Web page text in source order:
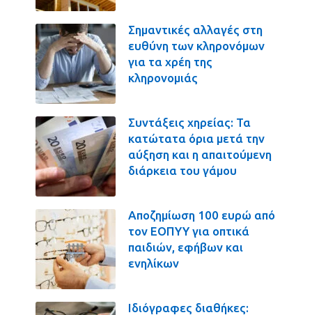
Σημαντικές αλλαγές στη
ευθύνη των κληρονόμων
για τα χρέη της
κληρονομιάς
Συντάξεις χηρείας: Τα
κατώτατα όρια μετά την
αύξηση και η απαιτούμενη
διάρκεια του γάμου
Αποζημίωση 100 ευρώ από
τον ΕΟΠΥΥ για οπτικά
παιδιών, εφήβων και
ενηλίκων
Ιδιόγραφες διαθήκες: